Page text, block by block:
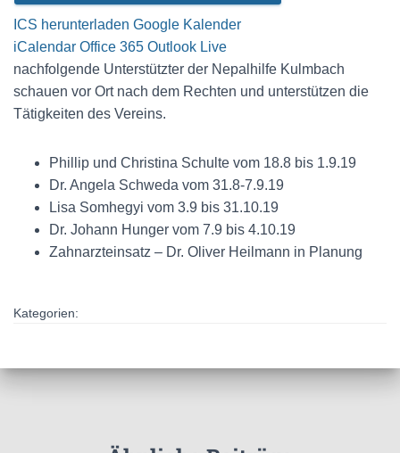
ICS herunterladen Google Kalender
iCalendar Office 365 Outlook Live
nachfolgende Unterstützter der Nepalhilfe Kulmbach
schauen vor Ort nach dem Rechten und unterstützen die
Tätigkeiten des Vereins.
Phillip und Christina Schulte vom 18.8 bis 1.9.19
Dr. Angela Schweda vom 31.8-7.9.19
Lisa Somhegyi vom 3.9 bis 31.10.19
Dr. Johann Hunger vom 7.9 bis 4.10.19
Zahnarzteinsatz – Dr. Oliver Heilmann in Planung
Kategorien: